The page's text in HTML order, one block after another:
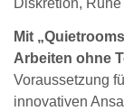
Diskretion,
Mit
Arbeiten ohne
Voraussetzung
innovativen